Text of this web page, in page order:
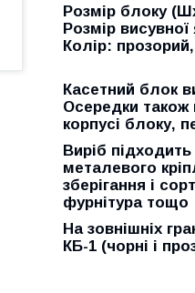
Розмір блоку
Розмір
Колір:
Касетний блок
Осередки також
корпусі блоку,
Виріб
металевого
зберігання і
фурнітура тощо
На зовнішніх
КБ-1 (чорні і